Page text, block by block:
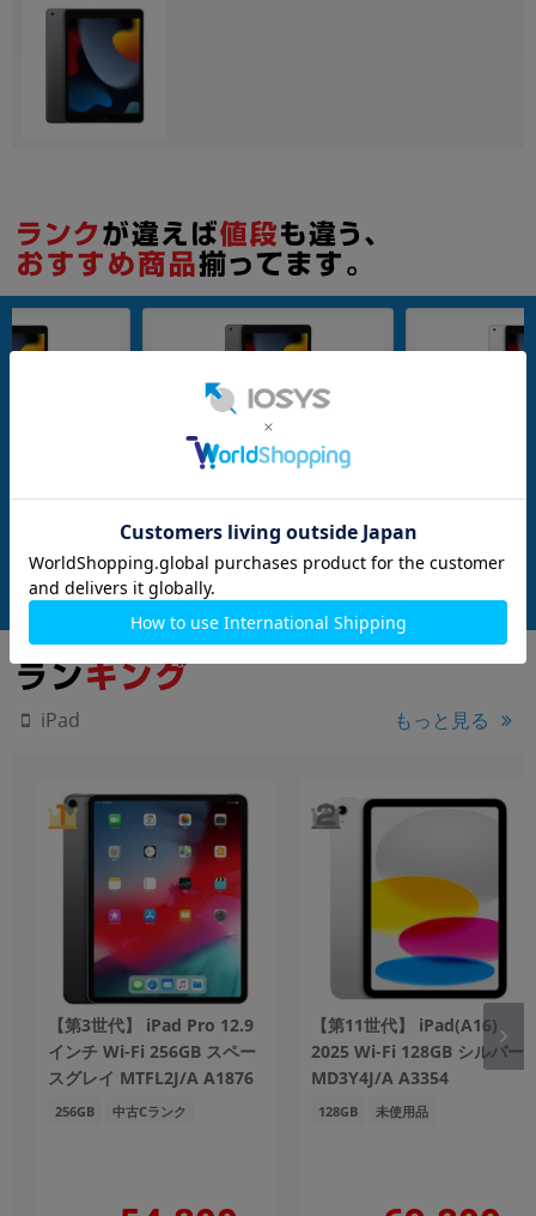
36,800 円 (税込)
【第9世代】 iPad2021 Wi-Fi 64GB
スペースグレイ MK2K3J/A A2602
メーカー：Apple
付属品: 本体のみ
中古Cランク 36,800 円 (税込)
メーカー：Apple
iPad もっと見る
【第3世代】 iPad Pro 12.9
インチ Wi-Fi 256GB スペー
スグレイ MTFL2J/A A1876
256GB 中古Cランク
【第11世代】 iPad(A16)
2025 Wi-Fi 128GB シルバー
MD3Y4J/A A3354
128GB 未使用品